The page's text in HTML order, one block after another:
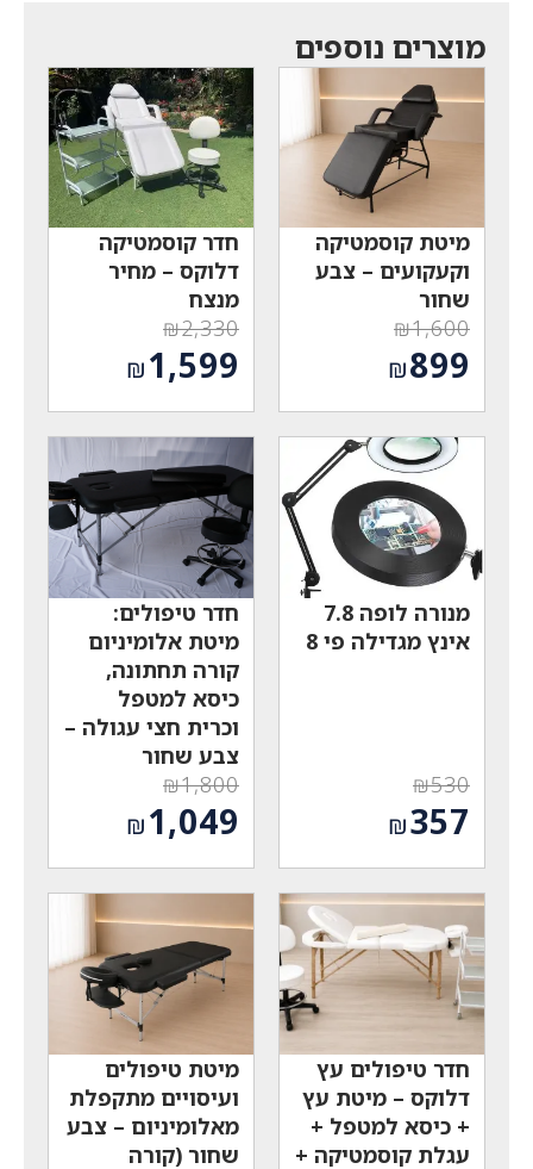
מוצרים נוספים
מיטת קוסמטיקה
וקעקועים – צבע
שחור
₪1,600
המחיר
המקורי
היה:
₪1,600.
₪899
הנוכחי
הוא:
₪899.
חדר קוסמטיקה
דלוקס – מחיר
מנצח
₪2,330
המחיר
המקורי
היה:
₪2,330.
₪1,599
הנוכחי
הוא:
₪1,599.
מנורה לופה 7.8
אינץ מגדילה פי 8
₪530
המחיר
המקורי
היה:
₪530.
₪357
הנוכחי
הוא:
₪357.
חדר טיפולים:
מיטת אלומיניום
קורה תחתונה,
כיסא למטפל
וכרית חצי עגולה –
צבע שחור
₪1,800
המחיר
המקורי
היה:
₪1,800.
₪1,049
הנוכחי
₪1,049.
חדר טיפולים עץ
דלוקס – מיטת עץ
+ כיסא למטפל +
עגלת קוסמטיקה +
מיטת טיפולים
ועיסויים מתקפלת
מאלומיניום – צבע
שחור (קורה